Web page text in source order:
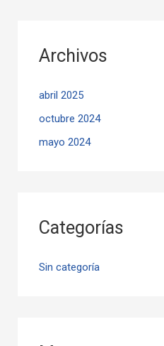
Archivos
abril 2025
octubre 2024
mayo 2024
Categorías
Sin categoría